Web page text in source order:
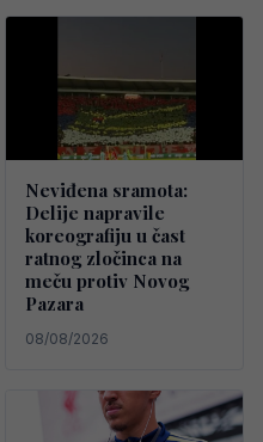
Neviđena sramota:
Delije napravile
koreografiju u čast
ratnog zločinca na
meču protiv Novog
Pazara
08/08/2026